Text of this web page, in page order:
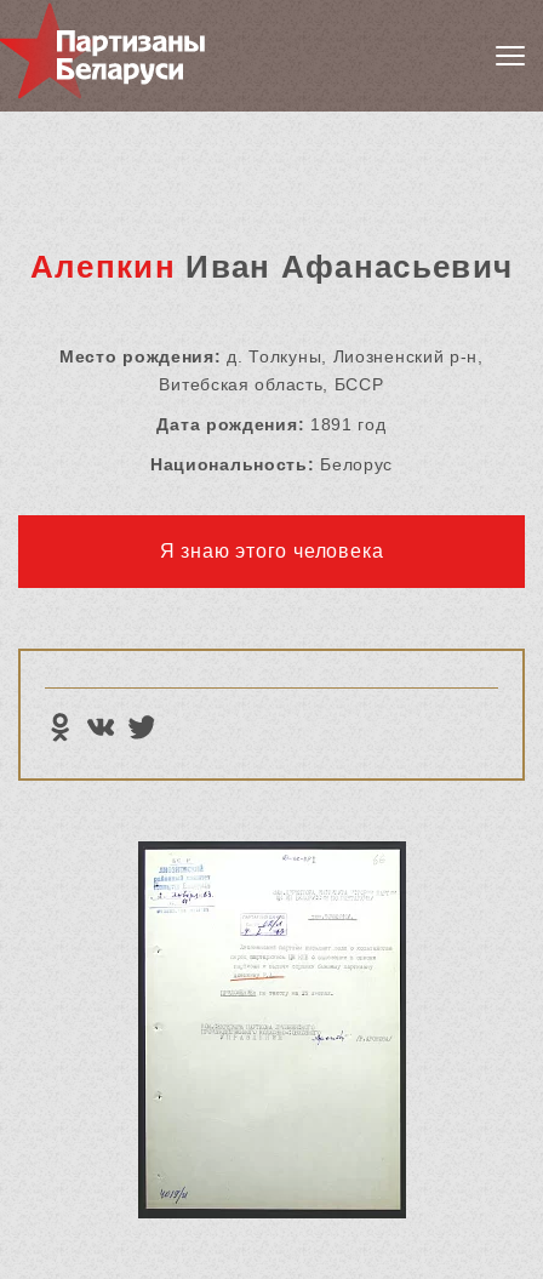
Алепкин Иван Афанасьевич
Место рождения: д. Толкуны, Лиозненский р-н,
Витебская область, БССР
Дата рождения: 1891 год
Национальность: Белорус
Я знаю этого человека